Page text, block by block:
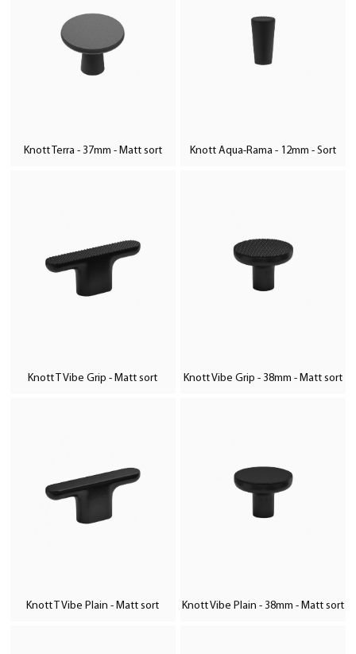
Knott Terra - 37mm - Matt sort Knott Aqua-Rama - 12mm - Sort
Knott T Vibe Grip - Matt sort Knott Vibe Grip - 38mm - Matt sort
Knott T Vibe Plain - Matt sort Knott Vibe Plain - 38mm - Matt sort